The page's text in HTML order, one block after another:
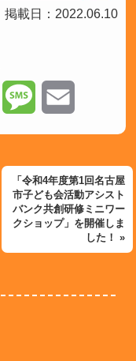
掲載日：2022.06.10
Pocket Message
「令和4年度第1回名古屋
市子ども会活動アシスト
バンク共創研修ミニワー
クショップ」を開催しま
した！ »